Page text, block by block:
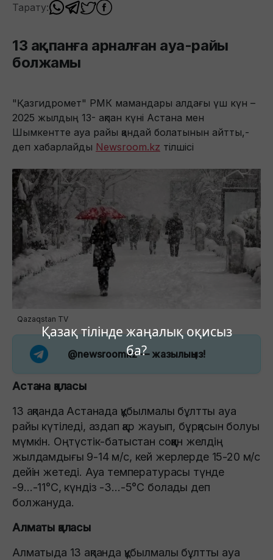
Қазақ тілінде жаңалық оқисыз
ба?
Тарату:
13 ақпанға арналған ауа-райы
болжамы
"Қазгидромет" РМК мамандары алдағы үш күн –
2025 жылдың 13- ақпан күні Астана мен
Шымкентте ауа райы қандай болатынын айтты,-
деп хабарлайды Newsroom.kz тілшісі
Qazaqstan TV
@newsroomkz— жазылыңыз!
Астана қаласы
13 ақпанда Астанада құбылмалы бұлтты ауа
райы күтіледі, аздап қар жауып, бұрқасын болуы
мүмкін. Оңтүстік-батыстан соққан желдің
жылдамдығы 9-14 м/с, кей жерлерде 15-20 м/с
дейін жетеді. Ауа температурасы түнде
-9…-11°C, күндіз -3…-5°C болады деп
болжануда.
Алматы қаласы
Алматыда 13 ақпанда құбылмалы бұлтты ауа